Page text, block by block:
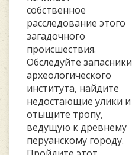
собственное
расследование этого
загадочного
происшествия.
Обследуйте запасники
археологического
института, найдите
недостающие улики и
отыщите тропу,
ведущую к древнему
перуанскому городу.